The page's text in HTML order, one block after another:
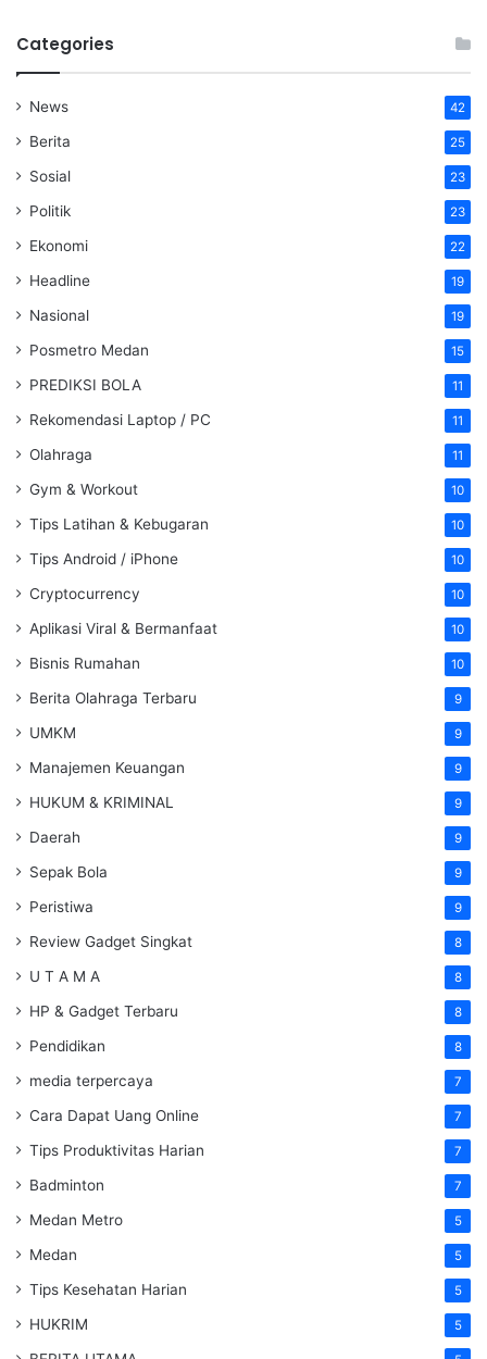
Categories
News 42
Berita 25
Sosial 23
Politik 23
Ekonomi 22
Headline 19
Nasional 19
Posmetro Medan 15
PREDIKSI BOLA 11
Rekomendasi Laptop / PC 11
Olahraga 11
Gym & Workout 10
Tips Latihan & Kebugaran 10
Tips Android / iPhone 10
Cryptocurrency 10
Aplikasi Viral & Bermanfaat 10
Bisnis Rumahan 10
Berita Olahraga Terbaru 9
UMKM 9
Manajemen Keuangan 9
HUKUM & KRIMINAL 9
Daerah 9
Sepak Bola 9
Peristiwa 9
Review Gadget Singkat 8
U T A M A 8
HP & Gadget Terbaru 8
Pendidikan 8
media terpercaya 7
Cara Dapat Uang Online 7
Tips Produktivitas Harian 7
Badminton 7
Medan Metro 5
Medan 5
Tips Kesehatan Harian 5
HUKRIM 5